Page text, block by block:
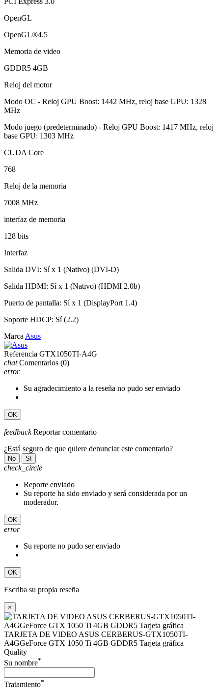
OpenGL
OpenGL®4.5
Memoria de video
GDDR5 4GB
Reloj del motor
Modo OC - Reloj GPU Boost: 1442 MHz, reloj base GPU: 1328
MHz
Modo juego (predeterminado) - Reloj GPU Boost: 1417 MHz, reloj
base GPU: 1303 MHz
CUDA Core
768
Reloj de la memoria
7008 MHz
interfaz de memoria
128 bits
Interfaz
Salida DVI: Sí x 1 (Nativo) (DVI-D)
Salida HDMI: Sí x 1 (Nativo) (HDMI 2.0b)
Puerto de pantalla: Sí x 1 (DisplayPort 1.4)
Soporte HDCP: Sí (2.2)
Marca Asus
Referencia GTX1050TI-A4G
chat Comentarios (0)
error
Su agradecimiento a la reseña no pudo ser enviado
OK
feedback Reportar comentario
¿Está seguro de que quiere denunciar este comentario?
No Sí
check_circle
Reporte enviado
Su reporte ha sido enviado y será considerada por un
moderador.
OK
error
Su reporte no pudo ser enviado
OK
Escriba su propia reseña
×
TARJETA DE VIDEO ASUS CERBERUS-GTX1050TI-
A4GGeForce GTX 1050 Ti 4GB GDDR5 Tarjeta gráfica
Quality
Su nombre*
Tratamiento*